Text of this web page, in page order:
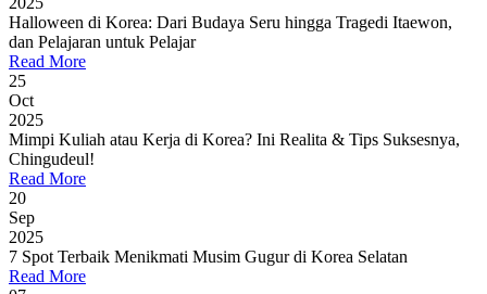
Halloween di Korea: Dari Budaya Seru hingga Tragedi Itaewon,
dan Pelajaran untuk Pelajar
Read More
25
Oct
2025
Mimpi Kuliah atau Kerja di Korea? Ini Realita & Tips Suksesnya,
Chingudeul!
Read More
20
Sep
2025
7 Spot Terbaik Menikmati Musim Gugur di Korea Selatan
Read More